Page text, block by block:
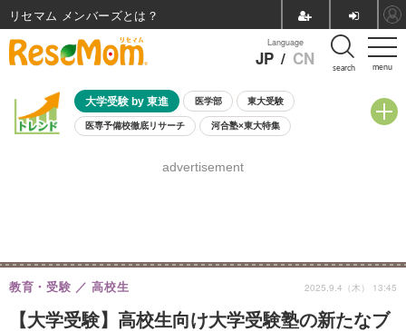
menu
Language
JP / CN search
大学受験 by 東進 医学部 東大受験
医専予備校徹底リサーチ 河合塾×東大特集
8月開催学校説明会・相談会
advertisement
【大学受験】高校生向け大学受験塾の新たなブ
教育・受験 高校生 2025.9.4（木） 13:45
リセマム メンバーズ